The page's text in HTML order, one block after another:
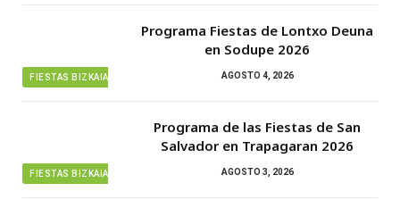
FIESTAS BIZKAIA
Programa Fiestas de Lontxo Deuna
en Sodupe 2026
AGOSTO 4, 2026
FIESTAS BIZKAIA
Programa de las Fiestas de San
Salvador en Trapagaran 2026
AGOSTO 3, 2026